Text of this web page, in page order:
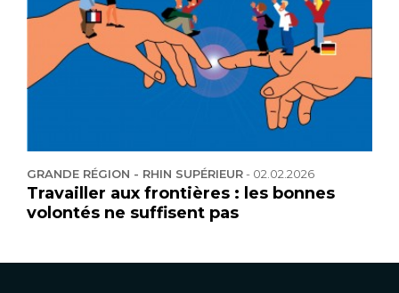
GRANDE RÉGION - RHIN SUPÉRIEUR- 02.02.2026
Travailler aux frontières : les bonnes
volontés ne suffisent pas